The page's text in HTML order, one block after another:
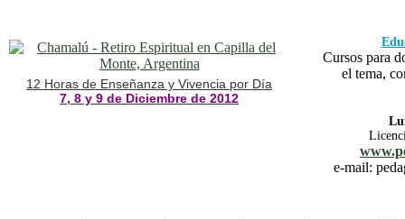
12 Horas de Enseñanza y Vivencia por Día
7, 8 y 9 de Diciembre de 2012
Cursos para
el tema,
e-mail: